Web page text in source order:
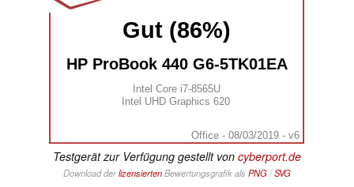
Gut (86%)
HP ProBook 440 G6-5TK01EA
Intel Core i7-8565U
Intel UHD Graphics 620
Office - 08/03/2019 - v6
Testgerät zur Verfügung gestellt von cyberport.de
Download derlizensiertenBewertungsgrafik als PNG/SVG